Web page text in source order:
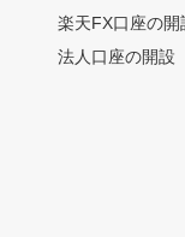
楽天FX口座の開
法人口座の開設